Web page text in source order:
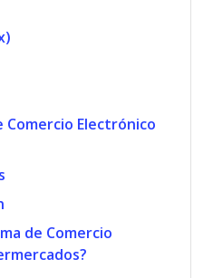
Electrónico
de Comercio